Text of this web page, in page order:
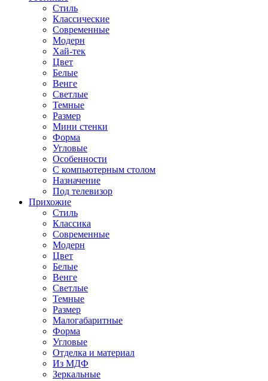
Стиль
Классические
Современные
Модерн
Хай-тек
Цвет
Белые
Венге
Светлые
Темные
Размер
Мини стенки
Форма
Угловые
Особенности
С компьютерным столом
Назначение
Под телевизор
Прихожие
Стиль
Классика
Современные
Модерн
Цвет
Белые
Венге
Светлые
Темные
Размер
Малогабаритные
Форма
Угловые
Отделка и материал
Из МДФ
Зеркальные